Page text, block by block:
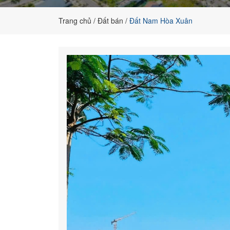
đất
nền
Trang chủ Đất bán Đất Nam Hòa Xuân